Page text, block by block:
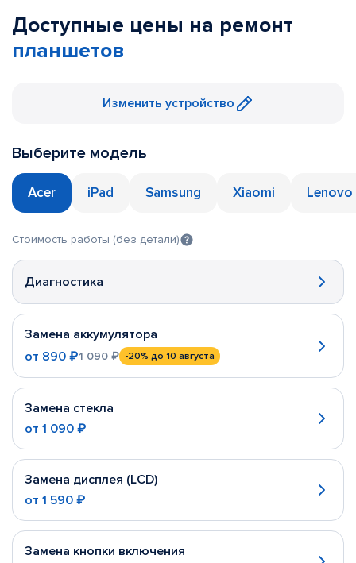
Доступные цены на ремонт
планшетов
Изменить устройство
Выберите модель
Acer iPad Samsung Xiaomi Lenovo
Стоимость работы (без детали)
Диагностика
Замена аккумулятора
от 890 ₽1 090 ₽ -20% до 10 августа
Замена стекла
от 1 090 ₽
Замена дисплея (LCD)
от 1 590 ₽
Замена кнопки включения